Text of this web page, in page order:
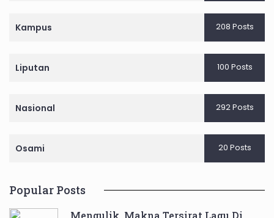
Kampus 208 Posts
Liputan 100 Posts
Nasional 292 Posts
Osami 20 Posts
Popular Posts
Mengulik Makna Tersirat Lagu Di